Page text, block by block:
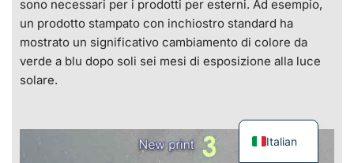
sono necessari per i prodotti per esterni. Ad esempio,
un prodotto stampato con inchiostro standard ha
mostrato un significativo cambiamento di colore da
verde a blu dopo soli sei mesi di esposizione alla luce
solare.
Italian